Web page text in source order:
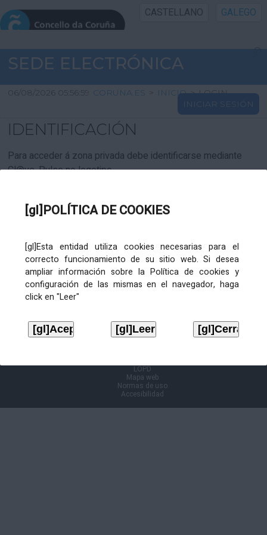
[gl]POLÍTICA DE COOKIES
[gl]Esta entidad utiliza cookies necesarias para el
correcto funcionamiento de su sitio web. Si desea
ampliar información sobre la Política de cookies y
configuración de las mismas en el navegador, haga
click en "Leer"
CASTELLANO GALEGO
INICIO SEDE
INICIO
INFORMACIÓN PÚBLICA
CARTAFOL CIDADÁN
SEDE ELECTRÓNICA
06/08/2026 05:56:59 CORUNA.ES > INICIO > LOGIN
INICIAR SESIÓN
IDENTIFICACIÓN
Para acceder á zona privada debe identificarse mediante
Cl@ve. Pulse no logotipo
LOPD
Mapa web
Normas de uso
Accesibilidad